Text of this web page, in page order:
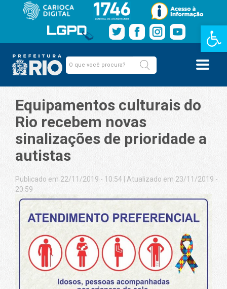
Barra de
Equipamentos culturais do
Rio recebem novas
sinalizações de prioridade a
autistas
Publicado em 22/11/2019 - 10:54
Atualizado em 23/11/2019 -
20:59